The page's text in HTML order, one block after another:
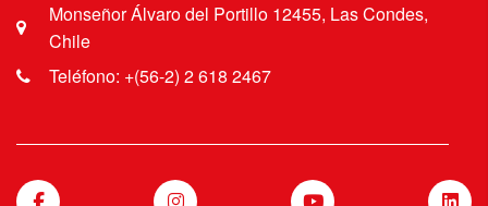
Monseñor Álvaro del Portillo 12455, Las Condes,
Chile
Teléfono: +(56-2) 2 618 2467